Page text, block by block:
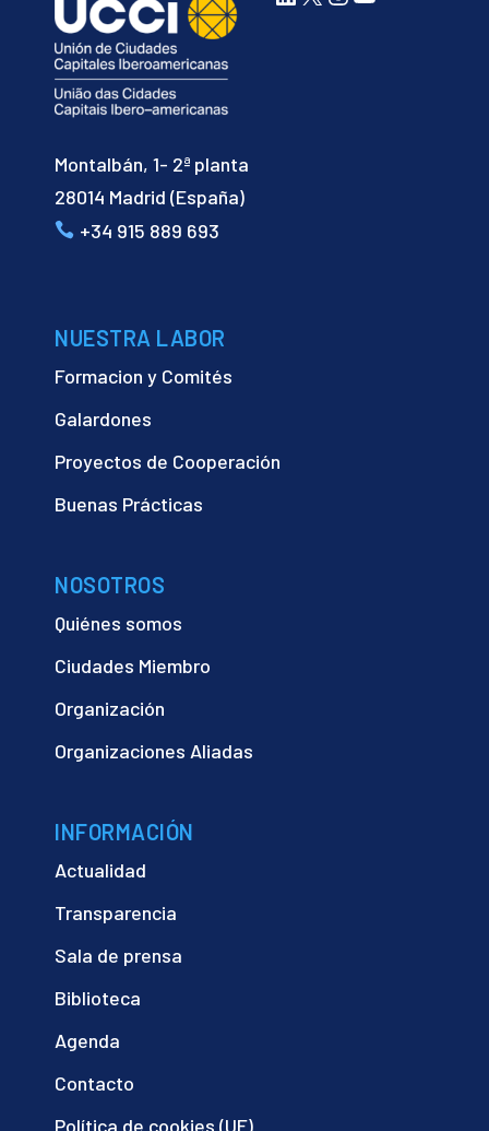
Montalbán, 1- 2ª planta
28014 Madrid (España)
+34 915 889 693
NUESTRA LABOR
Formacion y Comités
Galardones
Proyectos de Cooperación
Buenas Prácticas
NOSOTROS
Quiénes somos
Ciudades Miembro
Organización
Organizaciones Aliadas
INFORMACIÓN
Actualidad
Transparencia
Sala de prensa
Biblioteca
Agenda
Contacto
Política de cookies (UE)